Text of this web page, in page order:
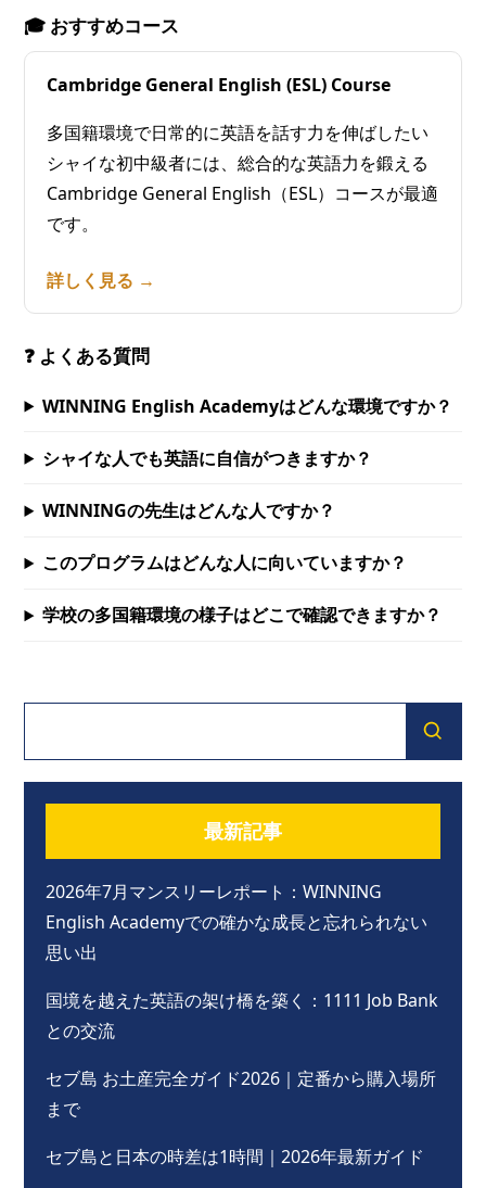
🎓 おすすめコース
Cambridge General English (ESL) Course
多国籍環境で日常的に英語を話す力を伸ばしたい
シャイな初中級者には、総合的な英語力を鍛える
Cambridge General English（ESL）コースが最適
です。
詳しく見る →
❓ よくある質問
WINNING English Academyはどんな環境ですか？
シャイな人でも英語に自信がつきますか？
WINNINGの先生はどんな人ですか？
このプログラムはどんな人に向いていますか？
学校の多国籍環境の様子はどこで確認できますか？
最新記事
2026年7月マンスリーレポート：WINNING
English Academyでの確かな成長と忘れられない
思い出
国境を越えた英語の架け橋を築く：1111 Job Bank
との交流
セブ島 お土産完全ガイド2026｜定番から購入場所
まで
セブ島と日本の時差は1時間｜2026年最新ガイド